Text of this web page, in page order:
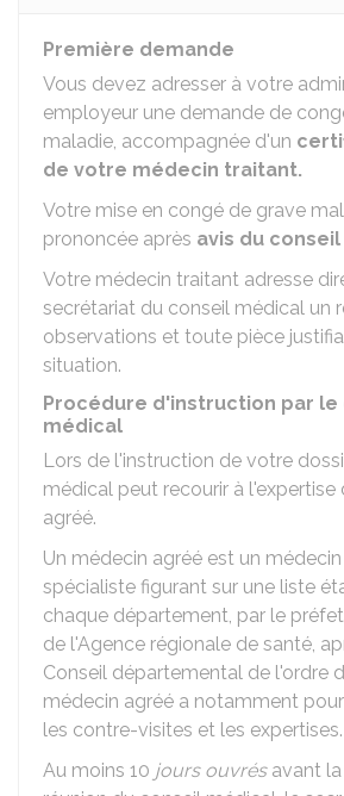
Première demande
Vous devez adresser à votre
employeur une demande de
maladie, accompagnée d'un
de votre médecin traitant.
Votre mise en congé de grave
prononcée après avis du
Votre médecin traitant adresse
secrétariat du conseil médical un
observations et toute pièce
situation.
Procédure d'instruction par le
médical
Lors de l'instruction de votre
médical peut recourir à l'expertise
agréé.
Un médecin agréé est un
spécialiste figurant sur une liste
chaque département, par le
de l'Agence régionale de santé,
Conseil départemental de l'ordre
médecin agréé a notamment
les contre-visites et les expertises.
Au moins 10 jours ouvrésavant la